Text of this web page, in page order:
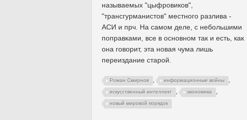
называемых "цыфровиков",
"трансгурманистов" местного разлива -
АСИ и прч. На самом деле, с небольшими
поправками, все в основном так и есть, как
она говорит, эта новая чума лишь
переиздание старой.
Роман Смирнов , информационные войны ,
искусственный интеллект , экономика ,
новый мировой порядок